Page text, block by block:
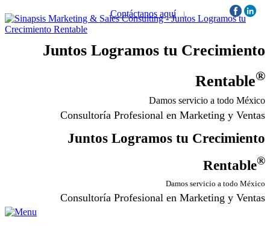
Contáctanos aquí | Síguenos:
Juntos Logramos tu Crecimiento
Rentable®
Damos servicio a todo México
Consultoría Profesional en Marketing y Ventas
Juntos Logramos tu Crecimiento
Rentable®
Damos servicio a todo México
Consultoría Profesional en Marketing y Ventas